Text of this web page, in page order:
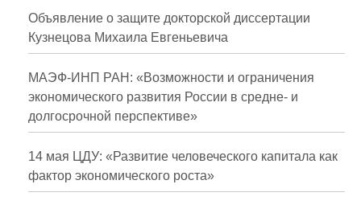
Публикации
Научная жизнь
Проблемы прогнозирования
О журнале
Номера журналов
Объявление о защите докторской диссертации
Кузнецова Михаила Евгеньевича
МАЭФ-ИНП РАН: «Возможности и ограничения
экономического развития России в средне- и
долгосрочной перспективе»
14 мая ЦДУ: «Развитие человеческого капитала как
фактор экономического роста»